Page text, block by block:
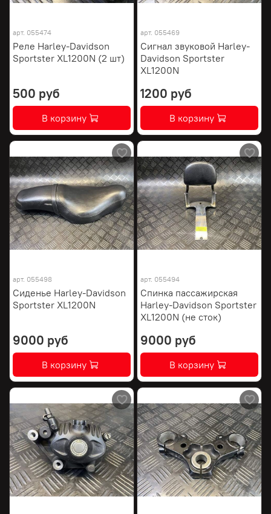
арт. 055474
Реле Harley-Davidson
Sportster XL1200N (2 шт)
500 руб
В корзину
арт. 055469
Сигнал звуковой Harley-
Davidson Sportster
XL1200N
1200 руб
В корзину
арт. 055498
Сиденье Harley-Davidson
Sportster XL1200N
9000 руб
В корзину
арт. 055494
Спинка пассажирская
Harley-Davidson Sportster
XL1200N (не сток)
9000 руб
В корзину